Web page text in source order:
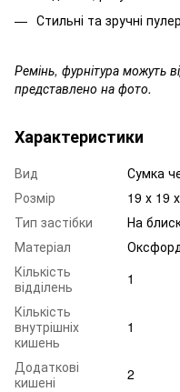
Стильні та зручні
Ремінь, фурнітура можуть
представлено на фото.
Характеристики
Вид
Сумка
Розмір
19 х 19
Тип застібки
На
Матеріал
Кількість
відділень
1
Кількість
внутрішніх
кишень
1
Додаткові
кишені
2